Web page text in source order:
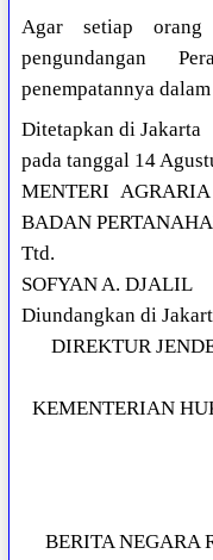
Agar setiap orang
pengundangan
penempatannya
Ditetapkan di Jakarta
pada tanggal 14
MENTERI
BADAN
Ttd.
SOFYAN A. DJALIL
Diundangkan di
DIREKTUR
KEMENTERIAN
BERITA NEGARA